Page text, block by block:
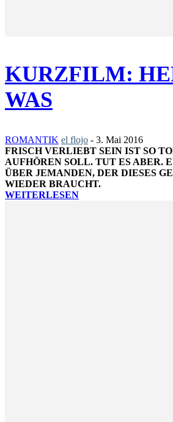
KURZFILM:
WAS
ROMANTIK el flojo - 3. Mai 2016
FRISCH VERLIEBT SEIN IST SO
AUFHÖREN SOLL. TUT ES ABER.
ÜBER JEMANDEN, DER DIESES
WIEDER BRAUCHT.
WEITERLESEN